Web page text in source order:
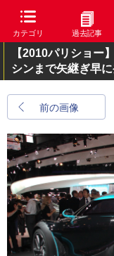
カテゴリ 過去記事
【2010パリショー
シンまで矢継ぎ早
前の画像